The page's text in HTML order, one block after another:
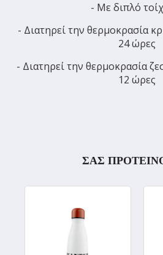
- Με διπλό
- Διατηρεί την θερμοκρασία
24 ώρες
- Διατηρεί την θερμοκρασία
12 ώρες
ΣΑΣ